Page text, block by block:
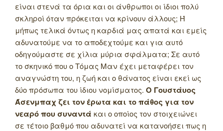
είναι στενά τα όρια και οι άνθρωποι οι ίδιοι πολύ
σκληροί όταν πρόκειται να κρίνουν άλλους; Ή
μήπως τελικά όντως η καρδιά μας απατά και εμείς
αδυνατούμε να το αποδεχτούμε και για αυτό
οδηγούμαστε σε χίλια μύρια σφάλματα; Σε αυτό
το σκηνικό που ο Τόμας Μαν έχει μεταφέρει τον
αναγνώστη του, η ζωή και ο θάνατος είναι εκεί ως
δύο πρόσωπα του ίδιου νομίσματος. Ο Γουστάυος
Άσενμπαχ ζει τον έρωτα και το πάθος για τον
νεαρό που συναντά και ο οποίος τον στοιχειώνει
σε τέτοιο βαθμό που αδυνατεί να κατανοήσει πως η